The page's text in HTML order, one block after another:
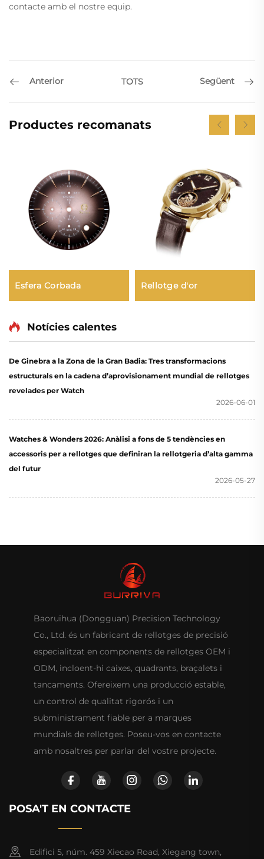
contacte amb el nostre equip.
Anterior TOTS Següent
Productes recomanats
Esfera Corbada Rellotge d'or
Notícies calentes
De Ginebra a la Zona de la Gran Badia: Tres transformacions
estructurals en la cadena d’aprovisionament mundial de rellotges
revelades per Watch
2026-06-01
Watches & Wonders 2026: Anàlisi a fons de 5 tendències en
accessoris per a rellotges que definiran la rellotgeria d’alta gamma
del futur
2026-05-27
Baoruihua (Dongguan) Precision Technology
Co., Ltd. és un fabricant de rellotges de precisió
especialitzat en components de rellotges OEM i
ODM, incloent-hi caixes, quadrants, braçalets i
tancaments. Ofereixem una producció estable,
un control de qualitat rigorós i un
subministrament fiable per a marques
mundials de rellotges. Poseu-vos en contacte
amb nosaltres per parlar del vostre projecte.
POSA'T EN CONTACTE
Edifici 5, núm. 459 Xiecao Road, Xiegang town,